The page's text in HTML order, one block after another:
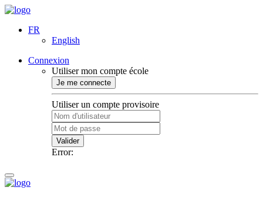
FR
English
Connexion
Utiliser mon compte école
Je me connecte
Utiliser un compte provisoire
Valider
Error: